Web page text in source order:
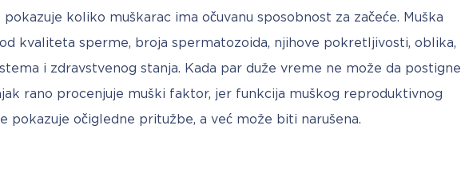
pokazuje koliko muškarac ima očuvanu sposobnost za začeće. Muška
kvaliteta sperme, broja spermatozoida, njihove pokretljivosti, oblika,
i zdravstvenog stanja. Kada par duže vreme ne može da postigne
rano procenjuje muški faktor, jer funkcija muškog reproduktivnog
pokazuje očigledne pritužbe, a već može biti narušena.